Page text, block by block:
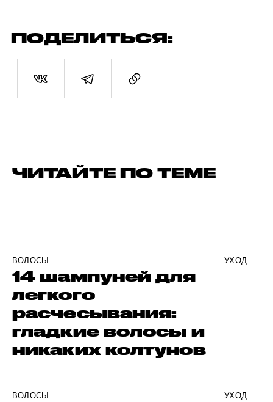
ПОДЕЛИТЬСЯ:
ЧИТАЙТЕ ПО ТЕМЕ
ВОЛОСЫ УХОД
14 шампуней для
легкого
расчесывания:
гладкие волосы и
никаких колтунов
ВОЛОСЫ УХОД